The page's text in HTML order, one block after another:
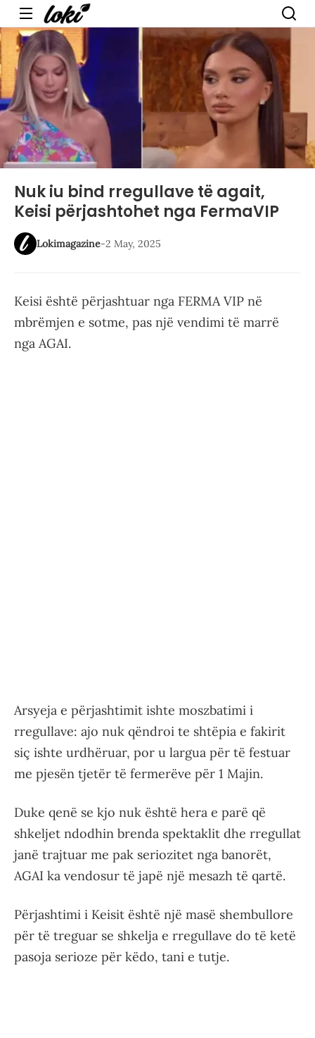
Menu
Nuk iu bind rregullave të agait,
Keisi përjashtohet nga FermaVIP
Lokimagazine-2 May, 2025
Keisi është përjashtuar nga FERMA VIP në
mbrëmjen e sotme, pas një vendimi të marrë
nga AGAI.
Arsyeja e përjashtimit ishte moszbatimi i
rregullave: ajo nuk qëndroi te shtëpia e fakirit
siç ishte urdhëruar, por u largua për të festuar
me pjesën tjetër të fermerëve për 1 Majin.
Duke qenë se kjo nuk është hera e parë që
shkeljet ndodhin brenda spektaklit dhe rregullat
janë trajtuar me pak seriozitet nga banorët,
AGAI ka vendosur të japë një mesazh të qartë.
Përjashtimi i Keisit është një masë shembullore
për të treguar se shkelja e rregullave do të ketë
pasoja serioze për këdo, tani e tutje.